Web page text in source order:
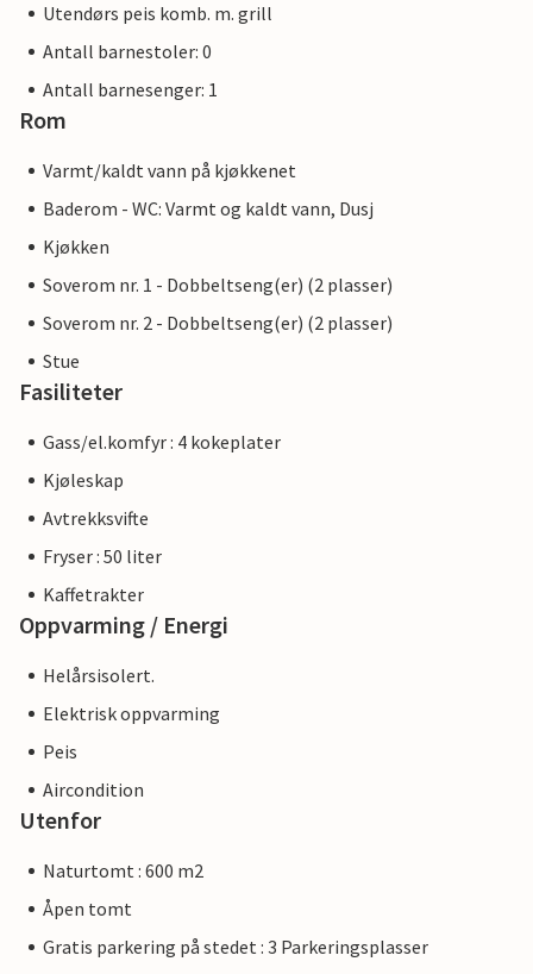
Utendørs peis komb. m. grill
Antall barnestoler: 0
Antall barnesenger: 1
Rom
Varmt/kaldt vann på kjøkkenet
Baderom - WC: Varmt og kaldt vann, Dusj
Kjøkken
Soverom nr. 1 - Dobbeltseng(er) (2 plasser)
Soverom nr. 2 - Dobbeltseng(er) (2 plasser)
Stue
Fasiliteter
Gass/el.komfyr : 4 kokeplater
Kjøleskap
Avtrekksvifte
Fryser : 50 liter
Kaffetrakter
Oppvarming / Energi
Helårsisolert.
Elektrisk oppvarming
Peis
Aircondition
Utenfor
Naturtomt : 600 m2
Åpen tomt
Gratis parkering på stedet : 3 Parkeringsplasser